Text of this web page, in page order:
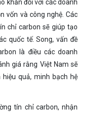
khăn đối với các doanh
vốn và công nghệ. Các
chỉ carbon sẽ giúp tạo
quốc tế. Song, vấn đề
là điều các doanh
giá rằng Việt Nam sẽ
quả, minh bạch hệ
tín chỉ carbon, nhận